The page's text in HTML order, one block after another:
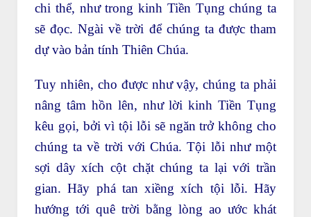
chi thể, như trong kinh Tiền Tụng chúng ta
sẽ đọc. Ngài về trời để chúng ta được tham
dự vào bản tính Thiên Chúa.
Tuy nhiên, cho được như vậy, chúng ta phải
nâng tâm hồn lên, như lời kinh Tiền Tụng
kêu gọi, bởi vì tội lỗi sẽ ngăn trở không cho
chúng ta về trời với Chúa. Tội lỗi như một
sợi dây xích cột chặt chúng ta lại với trần
gian. Hãy phá tan xiềng xích tội lỗi. Hãy
hướng tới quê trời bằng lòng ao ước khát